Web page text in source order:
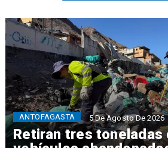
Retiran tres toneladas
ANTOFAGASTA 5 De Agosto De 2026